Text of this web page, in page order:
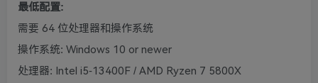
最低配置:
需要 64 位处理器和操作系统
操作系统: Windows 10 or newer
处理器: Intel i5-13400F / AMD Ryzen 7 5800X